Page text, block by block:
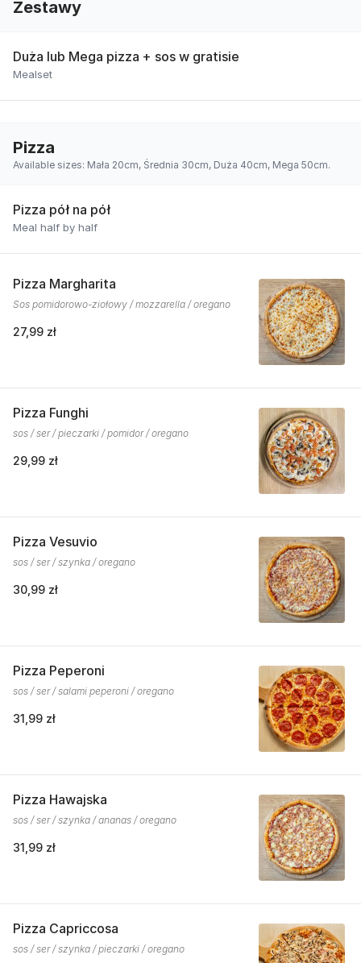
Zestawy
Duża lub Mega pizza + sos w gratisie
Mealset
Pizza
Available sizes: Mała 20cm, Średnia 30cm, Duża 40cm, Mega 50cm.
Pizza pół na pół
Meal half by half
Pizza Margharita
Sos pomidorowo-ziołowy / mozzarella / oregano
27,99 zł
Pizza Funghi
sos / ser / pieczarki / pomidor / oregano
29,99 zł
Pizza Vesuvio
sos / ser / szynka / oregano
30,99 zł
Pizza Peperoni
sos / ser / salami peperoni / oregano
31,99 zł
Pizza Hawajska
sos / ser / szynka / ananas / oregano
31,99 zł
Pizza Capriccosa
sos / ser / szynka / pieczarki / oregano